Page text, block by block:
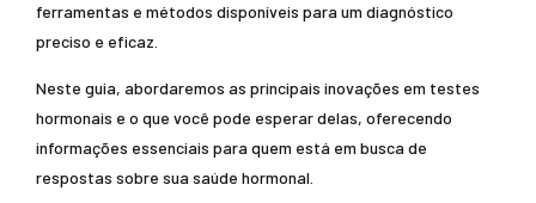
ferramentas e métodos disponíveis para um diagnóstico
preciso e eficaz.
Neste guia, abordaremos as principais inovações em testes
hormonais e o que você pode esperar delas, oferecendo
informações essenciais para quem está em busca de
respostas sobre sua saúde hormonal.